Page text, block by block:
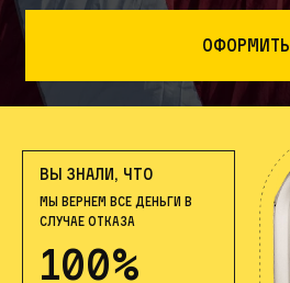
Оформить
ВЫ ЗНАЛИ, ЧТО
МЫ ВЕРНЕМ ВСЕ ДЕНЬГИ В
СЛУЧАЕ ОТКАЗА
100%